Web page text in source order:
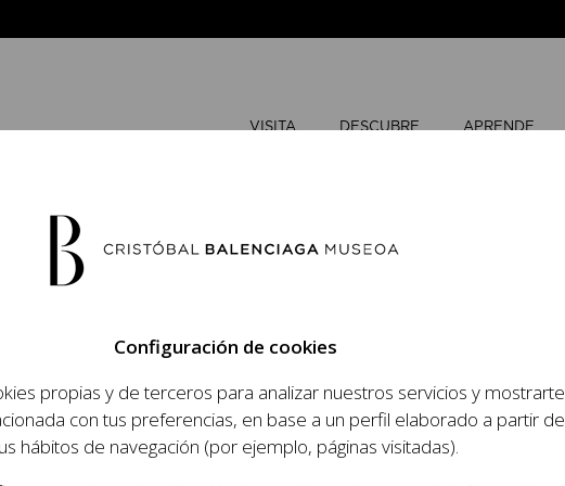
VISITA DESCUBRE APRENDE
dar a
su relevancia
de su legado.
1 2 3
Configuración de cookies
propias y de terceros para analizar nuestros servicios y mostrarte
con tus preferencias, en base a un perfil elaborado a partir de
hábitos de navegación (por ejemplo, páginas visitadas).